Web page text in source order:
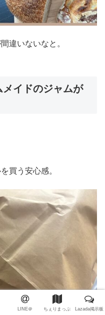
違いないなと。
イドのジャムが
買う安心感。
LINE＠ ちぇりまっぷ Lazada掲示板